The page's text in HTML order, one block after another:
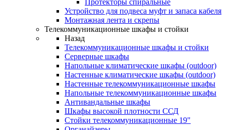
Протекторы спиральные
Устройство для подвеса муфт и запаса кабеля
Монтажная лента и скрепы
Телекоммуникационные шкафы и стойки
Назад
Телекоммуникационные шкафы и стойки
Серверные шкафы
Напольные климатические шкафы (outdoor)
Настенные климатические шкафы (outdoor)
Настенные телекоммуникационные шкафы
Напольные телекоммуникационные шкафы
Антивандальные шкафы
Шкафы высокой плотности ССД
Стойки телекоммуникационные 19"